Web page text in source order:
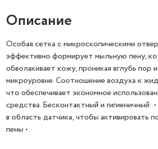
Описание
Особая сетка с микроскопическими
эффективно формирует мыльную пену,
обволакивает кожу, проникая вглубь пор
микроуровне. Соотношение воздуха к
что обеспечивает экономное
средства. Бесконтактный и гигиеничный:
в область датчика, чтобы активировать
пены •